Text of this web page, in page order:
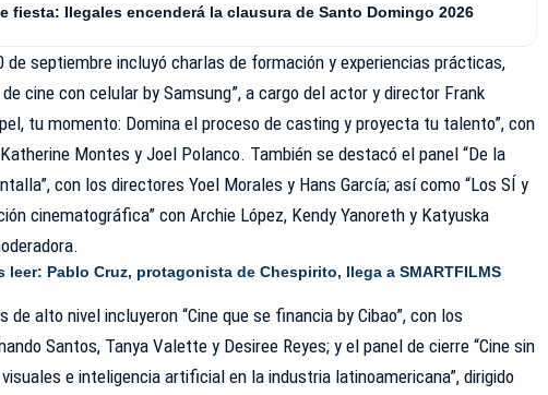
fiesta: Ilegales encenderá la clausura de Santo Domingo 2026
de septiembre incluyó charlas de formación y experiencias prácticas,
cine con celular by Samsung”, a cargo del actor y director Frank
tu momento: Domina el proceso de casting y proyecta tu talento”, con
Montes y Joel Polanco. También se destacó el panel “De la
con los directores Yoel Morales y Hans García; así como “Los SÍ y
cinematográfica” con Archie López, Kendy Yanoreth y Katyuska
leer: Pablo Cruz, protagonista de Chespirito, llega a SMARTFILMS
de alto nivel incluyeron “Cine que se financia by Cibao”, con los
Santos, Tanya Valette y Desiree Reyes; y el panel de cierre “Cine sin
e inteligencia artificial en la industria latinoamericana”, dirigido